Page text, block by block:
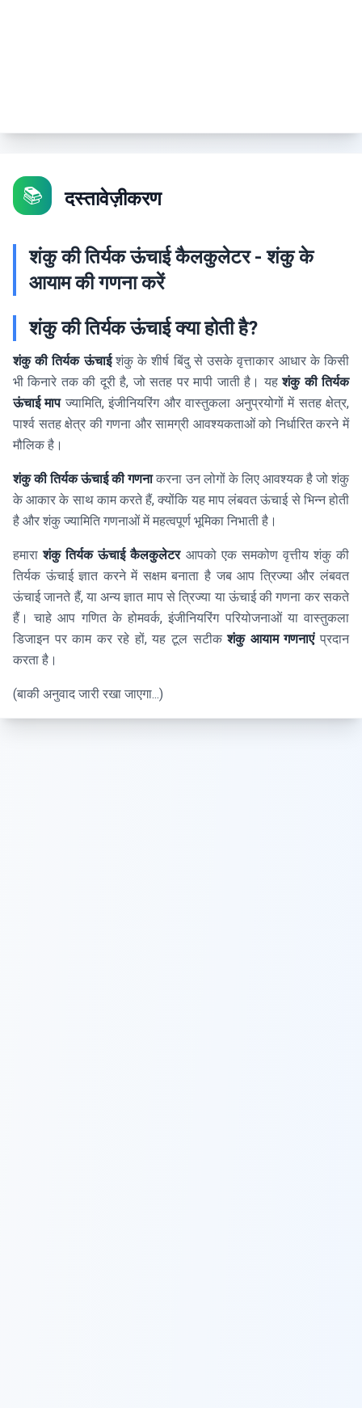
📚 दस्तावेज़ीकरण
शंकु की तिर्यक ऊंचाई कैलकुलेटर - शंकु के
आयाम की गणना करें
शंकु की तिर्यक ऊंचाई क्या होती है?
शंकु की तिर्यक ऊंचाईशंकु के शीर्ष बिंदु से उसके वृत्ताकार आधार के किसी
भी किनारे तक की दूरी है, जो सतह पर मापी जाती है। यहशंकु की तिर्यक
ऊंचाई मापज्यामिति, इंजीनियरिंग और वास्तुकला अनुप्रयोगों में सतह क्षेत्र,
पार्श्व सतह क्षेत्र की गणना और सामग्री आवश्यकताओं को निर्धारित करने में
मौलिक है।
शंकु की तिर्यक ऊंचाई की गणनाकरना उन लोगों के लिए आवश्यक है जो शंकु
के आकार के साथ काम करते हैं, क्योंकि यह माप लंबवत ऊंचाई से भिन्न होती
है और शंकु ज्यामिति गणनाओं में महत्वपूर्ण भूमिका निभाती है।
हमाराशंकु तिर्यक ऊंचाई कैलकुलेटरआपको एक समकोण वृत्तीय शंकु की
तिर्यक ऊंचाई ज्ञात करने में सक्षम बनाता है जब आप त्रिज्या और लंबवत
ऊंचाई जानते हैं, या अन्य ज्ञात माप से त्रिज्या या ऊंचाई की गणना कर सकते
हैं। चाहे आप गणित के होमवर्क, इंजीनियरिंग परियोजनाओं या वास्तुकला
डिजाइन पर काम कर रहे हों, यह टूल सटीकशंकु आयाम गणनाएंप्रदान
करता है।
(बाकी अनुवाद जारी रखा जाएगा...)